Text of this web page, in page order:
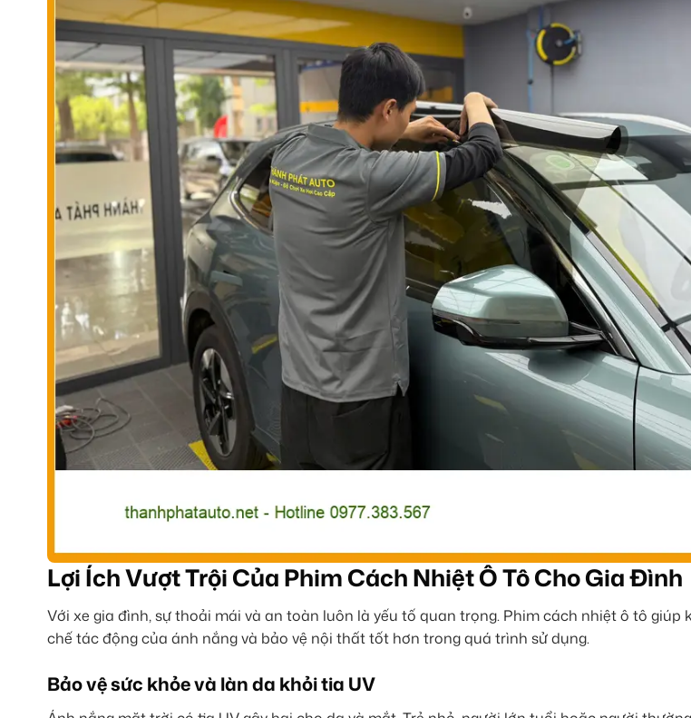
Lợi Ích Vượt Trội Của Phim Cách Nhiệt Ô Tô Cho Gia Đình
Với xe gia đình, sự thoải mái và an toàn luôn là yếu tố quan trọng. Phim cách nhiệt ô tô giúp
chế tác động của ánh nắng và bảo vệ nội thất tốt hơn trong quá trình sử dụng.
Bảo vệ sức khỏe và làn da khỏi tia UV